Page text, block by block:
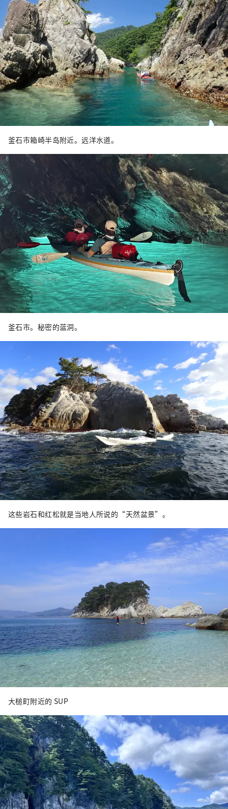
釜石市箱崎半岛附近。远洋水道。
釜石市。秘密的蓝洞。
这些岩石和红松就是当地人所说的“天然盆景”。
大槌町附近的 SUP